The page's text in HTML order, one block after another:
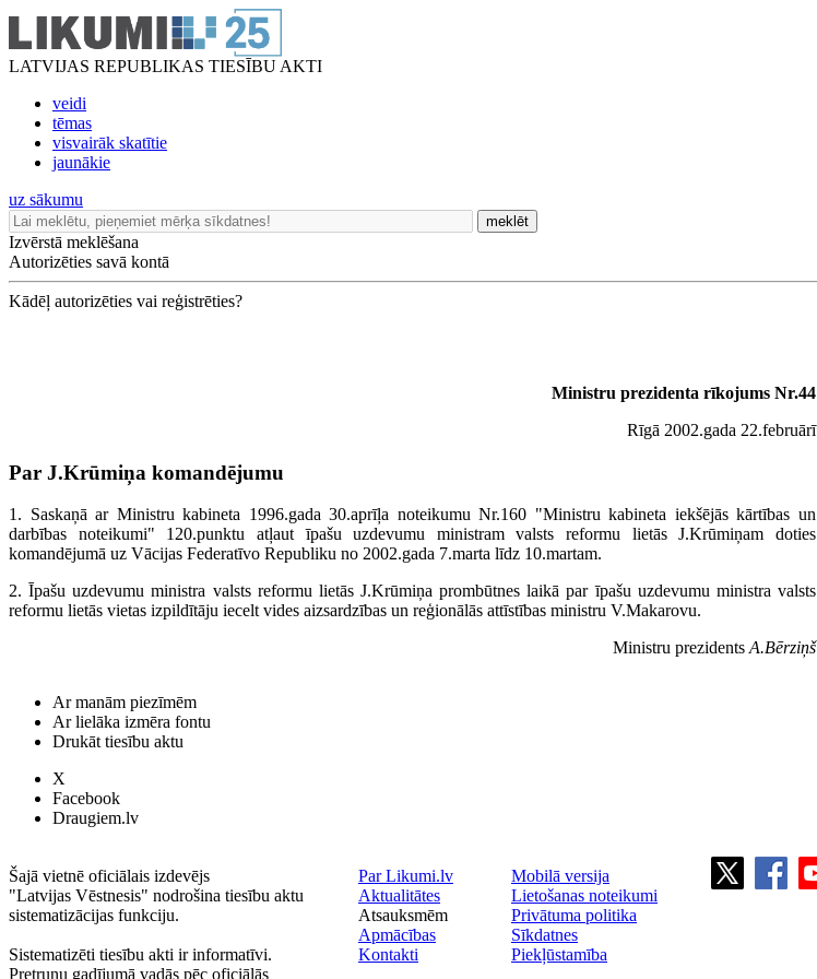
LATVIJAS REPUBLIKAS TIESĪBU AKTI
veidi
tēmas
visvairāk skatītie
jaunākie
uz sākumu
meklēt
Izvērstā meklēšana
Autorizēties savā kontā
Kādēļ autorizēties vai reģistrēties?
Ministru prezidenta rīkojums Nr.44
Rīgā 2002.gada 22.februārī
Par J.Krūmiņa komandējumu
1. Saskaņā ar Ministru kabineta 1996.gada 30.aprīļa noteikumu Nr.160 "Ministru kabineta iekšējās kārtības un
darbības noteikumi" 120.punktu atļaut īpašu uzdevumu ministram valsts reformu lietās J.Krūmiņam doties
komandējumā uz Vācijas Federatīvo Republiku no 2002.gada 7.marta līdz 10.martam.
2. Īpašu uzdevumu ministra valsts reformu lietās J.Krūmiņa prombūtnes laikā par īpašu uzdevumu ministra valsts
reformu lietās vietas izpildītāju iecelt vides aizsardzības un reģionālās attīstības ministru V.Makarovu.
Ministru prezidentsA.Bērziņš
Ar manām piezīmēm
Ar lielāka izmēra fontu
Drukāt tiesību aktu
X
Facebook
Draugiem.lv
Šajā vietnē oficiālais izdevējs
"Latvijas Vēstnesis" nodrošina tiesību aktu
sistematizācijas funkciju.
Sistematizēti tiesību akti ir informatīvi.
Pretrunu gadījumā vadās pēc oficiālās
Par Likumi.lv
Aktualitātes
Atsauksmēm
Apmācības
Kontakti
Mobilā versija
Lietošanas noteikumi
Privātuma politika
Sīkdatnes
Piekļūstamība